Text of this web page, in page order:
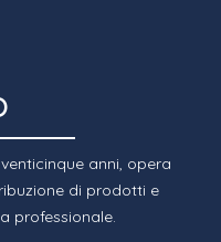
anni, opera
di prodotti e
professionale.